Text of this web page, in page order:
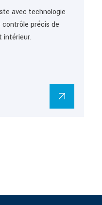
avec technologie
précis de
intérieur.